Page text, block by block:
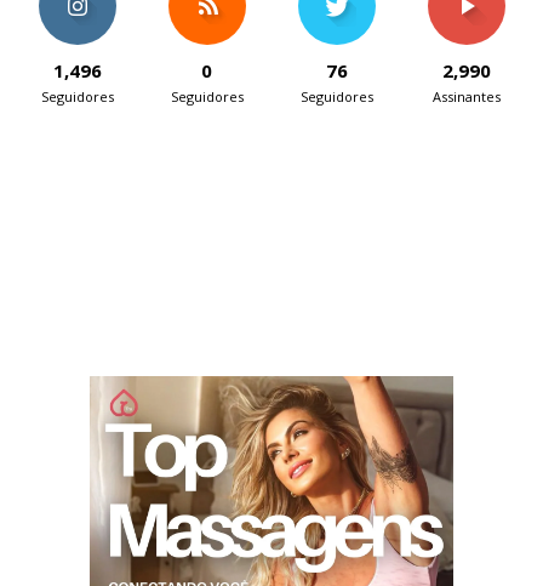
1,496
Seguidores
0
Seguidores
76
Seguidores
2,990
Assinantes